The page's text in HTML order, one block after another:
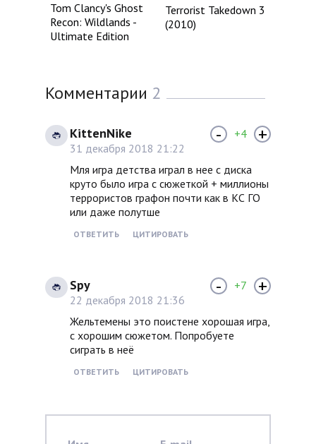
Tom Clancy's Ghost
Recon: Wildlands -
Ultimate Edition
Terrorist Takedown 3
(2010)
Комментарии 2
KittenNike
31 декабря 2018 21:22
Мля игра детства играл в нее с диска
круто было игра с сюжеткой + миллионы
террористов графон почти как в КС ГО
или даже полутше
ОТВЕТИТЬ ЦИТИРОВАТЬ
- +4 +
Spy
22 декабря 2018 21:36
Жельтемены это поистене хорошая игра,
с хорошим сюжетом. Попробуете
сиграть в неё
ОТВЕТИТЬ ЦИТИРОВАТЬ
- +7 +